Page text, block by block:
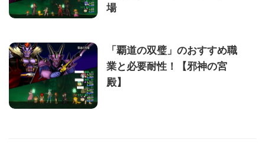
場
「覇道の双璧」のおすすめ職
業と必要耐性！【邪神の宮
殿】